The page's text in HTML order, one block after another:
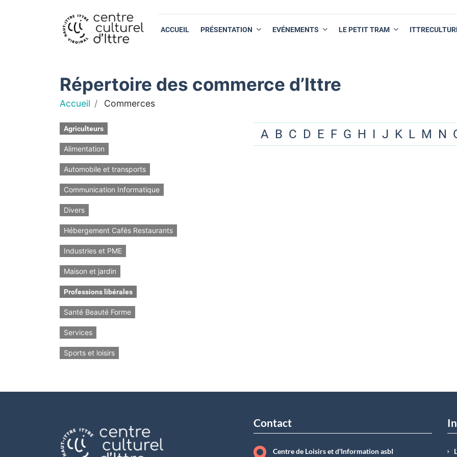
ACCUEIL PRÉSENTATION EVÉNEMENTS LE PETIT TRAM
Répertoire des commerce d’Ittre
Accueil Commerces
Agriculteurs
Alimentation
Automobile et transports
Communication Informatique
Divers
Hébergement Cafés Restaurants
Industries et PME
Maison et jardin
Professions libérales
Santé Beauté Forme
Services
Sports et loisirs
A B C D E F G H I J K L M N
Contact
Centre de Loisirs et d'Information asbI